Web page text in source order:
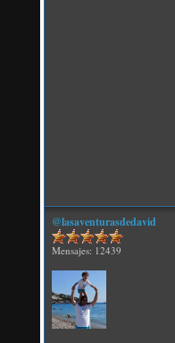
@lasaventurasdedavid
Mensajes: 12439